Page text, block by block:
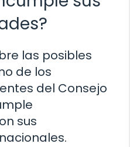
las posibles
de los
del Consejo
sus